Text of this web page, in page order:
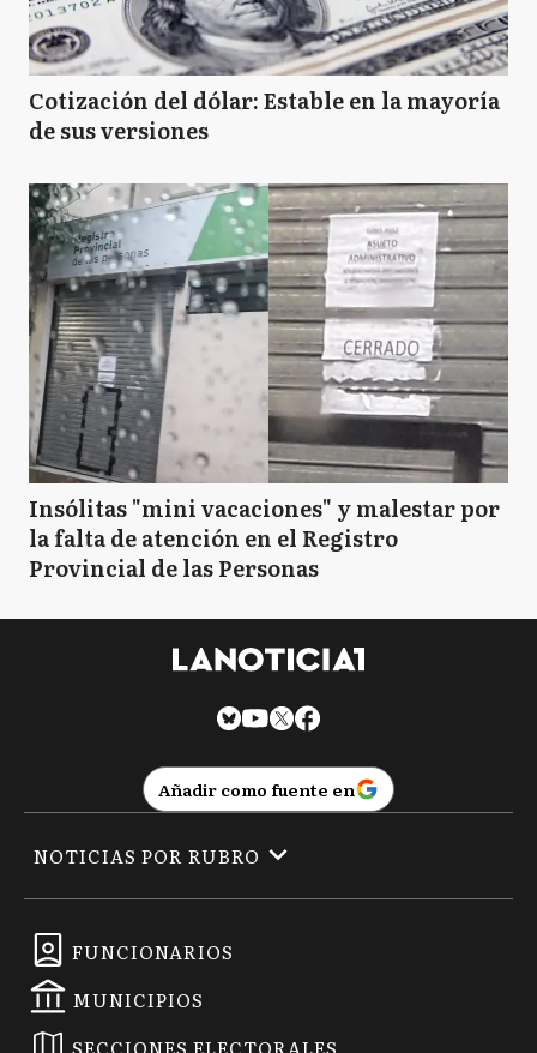
Cotización del dólar: Estable en la mayoría
de sus versiones
Insólitas "mini vacaciones" y malestar por
la falta de atención en el Registro
Provincial de las Personas
Añadir como fuente en
FUNCIONARIOS
MUNICIPIOS
NOTICIAS POR RUBRO